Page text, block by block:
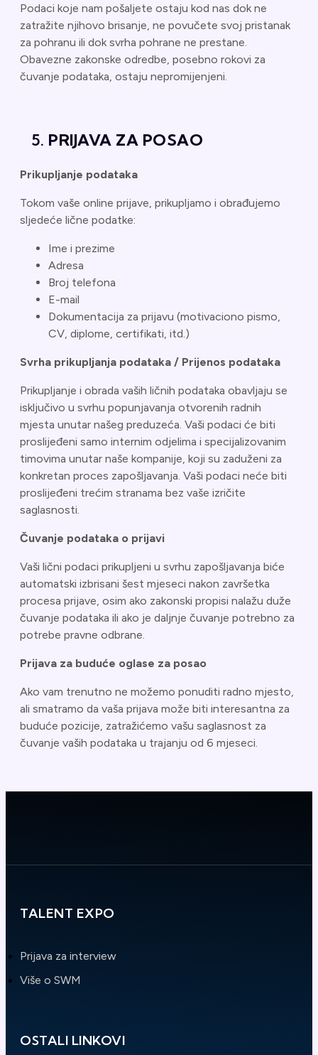
Podaci koje nam pošaljete ostaju kod nas dok ne
zatražite njihovo brisanje, ne povučete svoj pristanak
za pohranu ili dok svrha pohrane ne prestane.
Obavezne zakonske odredbe, posebno rokovi za
čuvanje podataka, ostaju nepromijenjeni.
PRIJAVA ZA POSAO
Prikupljanje podataka
Tokom vaše online prijave, prikupljamo i obrađujemo
sljedeće lične podatke:
Ime i prezime
Adresa
Broj telefona
E-mail
Dokumentacija za prijavu (motivaciono pismo,
CV, diplome, certifikati, itd.)
Svrha prikupljanja podataka / Prijenos podataka
Prikupljanje i obrada vaših ličnih podataka obavljaju se
isključivo u svrhu popunjavanja otvorenih radnih
mjesta unutar našeg preduzeća. Vaši podaci će biti
proslijeđeni samo internim odjelima i specijalizovanim
timovima unutar naše kompanije, koji su zaduženi za
konkretan proces zapošljavanja. Vaši podaci neće biti
proslijeđeni trećim stranama bez vaše izričite
saglasnosti.
Čuvanje podataka o prijavi
Vaši lični podaci prikupljeni u svrhu zapošljavanja biće
automatski izbrisani šest mjeseci nakon završetka
procesa prijave, osim ako zakonski propisi nalažu duže
čuvanje podataka ili ako je daljnje čuvanje potrebno za
potrebe pravne odbrane.
Prijava za buduće oglase za posao
Ako vam trenutno ne možemo ponuditi radno mjesto,
ali smatramo da vaša prijava može biti interesantna za
buduće pozicije, zatražićemo vašu saglasnost za
čuvanje vaših podataka u trajanju od 6 mjeseci.
TALENT EXPO
Prijava za interview
Više o SWM
OSTALI LINKOVI